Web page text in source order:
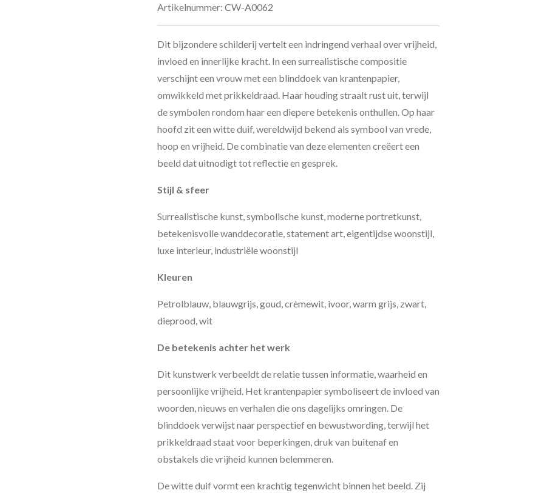
Artikelnummer: CW-A0062
Dit bijzondere schilderij vertelt een indringend verhaal over vrijheid,
invloed en innerlijke kracht. In een surrealistische compositie
verschijnt een vrouw met een blinddoek van krantenpapier,
omwikkeld met prikkeldraad. Haar houding straalt rust uit, terwijl
de symbolen rondom haar een diepere betekenis onthullen. Op haar
hoofd zit een witte duif, wereldwijd bekend als symbool van vrede,
hoop en vrijheid. De combinatie van deze elementen creëert een
beeld dat uitnodigt tot reflectie en gesprek.
Stijl & sfeer
Surrealistische kunst, symbolische kunst, moderne portretkunst,
betekenisvolle wanddecoratie, statement art, eigentijdse woonstijl,
luxe interieur, industriële woonstijl
Kleuren
Petrolblauw, blauwgrijs, goud, crèmewit, ivoor, warm grijs, zwart,
dieprood, wit
De betekenis achter het werk
Dit kunstwerk verbeeldt de relatie tussen informatie, waarheid en
persoonlijke vrijheid. Het krantenpapier symboliseert de invloed van
woorden, nieuws en verhalen die ons dagelijks omringen. De
blinddoek verwijst naar perspectief en bewustwording, terwijl het
prikkeldraad staat voor beperkingen, druk van buitenaf en
obstakels die vrijheid kunnen belemmeren.
De witte duif vormt een krachtig tegenwicht binnen het beeld. Zij